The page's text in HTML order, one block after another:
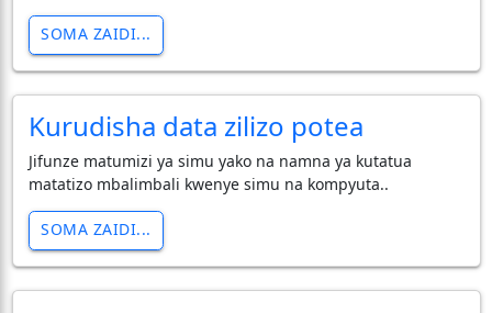
SOMA ZAIDI...
Kurudisha data zilizo potea
Jifunze matumizi ya simu yako na namna ya kutatua
matatizo mbalimbali kwenye simu na kompyuta..
SOMA ZAIDI...